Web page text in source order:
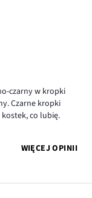
czarny w kropki
Czarne kropki
co lubię.
WIĘCEJ OPINII